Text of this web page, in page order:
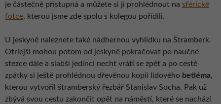
je částečně přístupná a můžete si ji prohlédnout na sférické
fotce, kterou jsme zde spolu s kolegou pořídili.
U jeskyně naleznete také nádhernou vyhlídku na Štramberk.
Otrlejší mohou potom od jeskyně pokračovat po naučné
stezce dále a slabší jedinci nechť vrátí se zpět a po cestě
zpátky si ještě prohlédnou dřevěnou kopii lidového betléma,
kterou vytvořil štramberský řezbář Stanislav Socha. Pak už
zbývá svou cestu zakončit opět na náměstí, které se nachází